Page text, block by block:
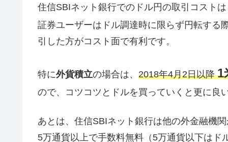
住信SBIネット銀行でのドル円の取引コスト
証券ユーザーはドル調達時に限らず円転する
引した方がコスト面で有利です。
特に外貨積立の場合は、 2018年4月2日以降1
ので、コツコツとドルを買っていくと更に良
あとは、住信SBIネット銀行は他の外金融機
5万通貨以上で手数料無料（5万通貨以下は